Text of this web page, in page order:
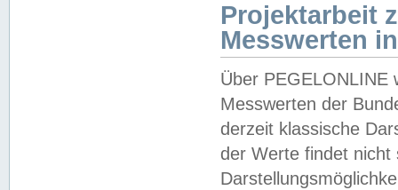
Projektarbeit
Messwerten
Über PEGELONLINE
Messwerten der
derzeit klassische
der Werte findet